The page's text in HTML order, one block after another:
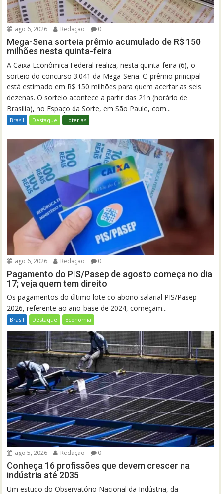
ago 6, 2026 Redação 0
Mega-Sena sorteia prêmio acumulado de R$ 150
milhões nesta quinta-feira
A Caixa Econômica Federal realiza, nesta quinta-feira (6), o
sorteio do concurso 3.041 da Mega-Sena. O prêmio principal
está estimado em R$ 150 milhões para quem acertar as seis
dezenas. O sorteio acontece a partir das 21h (horário de
Brasília), no Espaço da Sorte, em São Paulo, com...
Brasil Destaque Loterias
ago 6, 2026 Redação 0
Pagamento do PIS/Pasep de agosto começa no dia
17; veja quem tem direito
Os pagamentos do último lote do abono salarial PIS/Pasep
2026, referente ao ano-base de 2024, começam...
Brasil Destaque Economia
ago 5, 2026 Redação 0
Conheça 16 profissões que devem crescer na
indústria até 2035
Um estudo do Observatório Nacional da Indústria, da